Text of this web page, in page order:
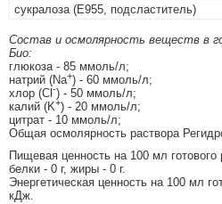
сукралоза (E955, подсластитель)
Состав и осмолярность веществ в
Био:
глюкоза - 85 ммоль/л;
натрий (Na+) - 60 ммоль/л;
хлор (Cl -) - 50 ммоль/л;
калий (K+) - 20 ммоль/л;
цитрат - 10 ммоль/л;
Общая осмолярность раствора
Пищевая ценность на 100 мл готового
белки - 0 г, жиры - 0 г.
Энергетическая ценность на 100 мл
кДж.